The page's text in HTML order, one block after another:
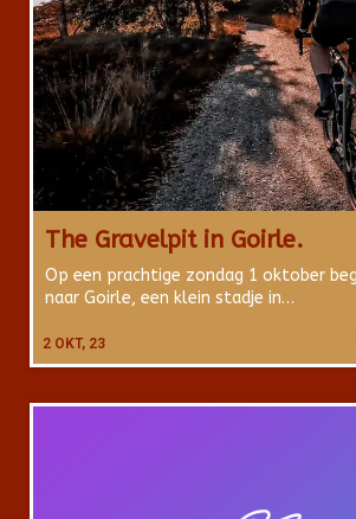
The Gravelpit in Goirle.
2 OKT, 23
Op een prachtige zondag 1 oktober
naar Goirle, een klein stadje in…